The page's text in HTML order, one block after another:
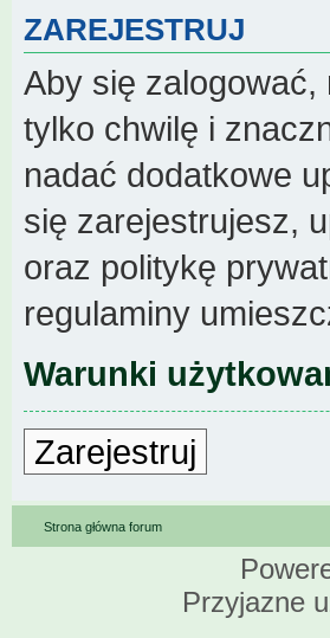
ZAREJESTRUJ
Aby się
tylko chwilę i
nadać dodatkowe
się zarejestrujesz,
oraz politykę
regulaminy
Warunki
Zarejestruj
Strona główna forum
Przyjazne